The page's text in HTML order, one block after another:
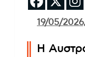
19/05/
Η